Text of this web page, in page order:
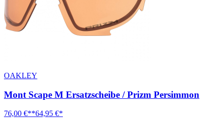
OAKLEY
Mont Scape M Ersatzscheibe / Prizm Persimmon
76,00 €**64,95 €*